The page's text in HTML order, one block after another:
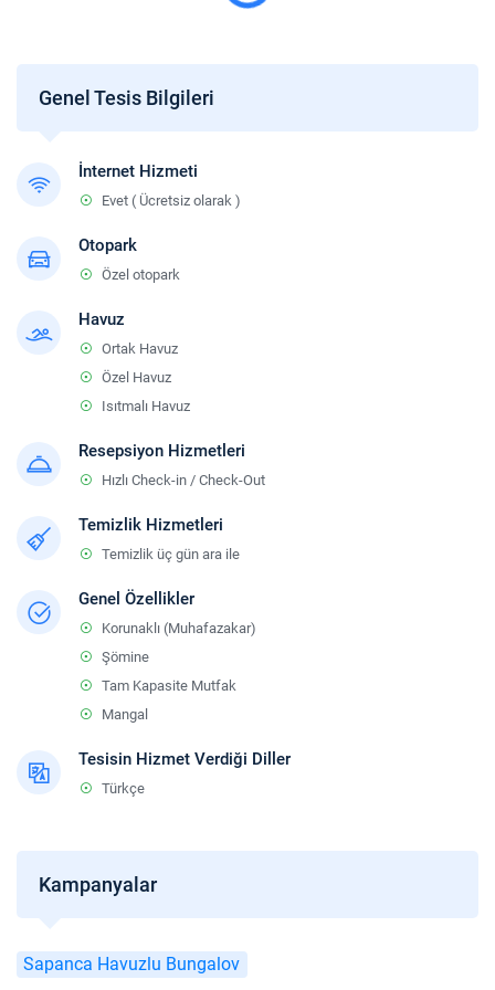
Genel Tesis Bilgileri
İnternet Hizmeti
Evet ( Ücretsiz olarak )
Otopark
Özel otopark
Havuz
Ortak Havuz
Özel Havuz
Isıtmalı Havuz
Resepsiyon Hizmetleri
Hızlı Check-in / Check-Out
Temizlik Hizmetleri
Temizlik üç gün ara ile
Genel Özellikler
Korunaklı (Muhafazakar)
Şömine
Tam Kapasite Mutfak
Mangal
Tesisin Hizmet Verdiği Diller
Türkçe
Kampanyalar
Sapanca Havuzlu Bungalov